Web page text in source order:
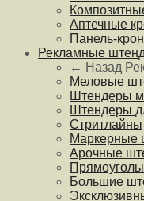
Аптечные
Панель-
Рекламные
← Назад
Меловые
Штендеры
Штендеры
Стритлайны
Маркерные
Арочные
Большие